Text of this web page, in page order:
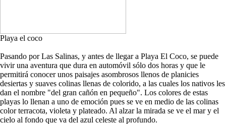
Playa el coco
Pasando por Las Salinas, y antes de llegar a Playa El Coco, se puede
vivir una aventura que dura en automóvil sólo dos horas y que le
permitirá conocer unos paisajes asombrosos llenos de planicies
desiertas y suaves colinas llenas de colorido, a las cuales los nativos les
dan el nombre "del gran cañón en pequeño". Los colores de estas
playas lo llenan a uno de emoción pues se ve en medio de las colinas
color terracota, violeta y plateado. Al alzar la mirada se ve el mar y el
cielo al fondo que va del azul celeste al profundo.